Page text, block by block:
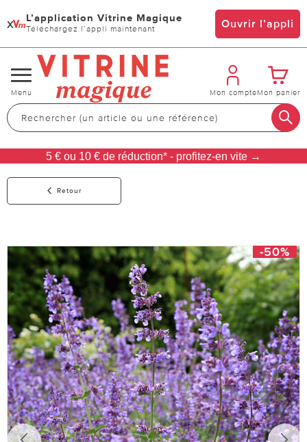
x L’application Vitrine Magique
Téléchargez l’appli maintenant Ouvrir l’appli
Changer
de
navigation
Menu Mon compteMon panier
5 € ou 10 € de réduction* - profitez-en vite →
Retour
-50%